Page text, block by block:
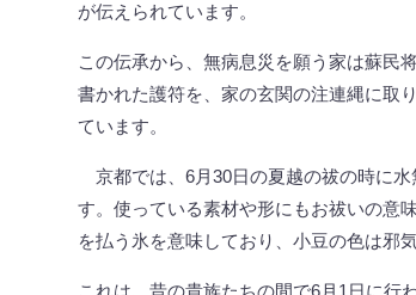
が伝えられています。
この伝承から、無病息災を願う家は蘇民
書かれた護符を、家の玄関の注連縄に取
ています。
京都では、6月30日の夏越の祓の時に
す。使っている素材や形にもお祓いの意
を払う氷を意味しており、小豆の色は邪
これは、昔の貴族たちの間で6月1日に行